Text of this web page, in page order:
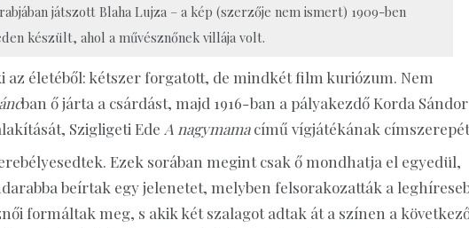
játszott Blaha Lujza – a kép (szerzője nem ismert) 1909-ben
készült, ahol a művésznőnek villája volt.
az életéből: kétszer forgatott, de mindkét film kuriózum. Nem
ban ő járta a csárdást, majd 1916-ban a pályakezdő Korda Sándor
Szigligeti Ede A nagymamacímű vígjátékának
Ezek sorában megint csak ő mondhatja el egyedül,
beírtak egy jelenetet, melyben felsorakozatták a
formáltak meg, s akik két szalagot adtak át a színen a